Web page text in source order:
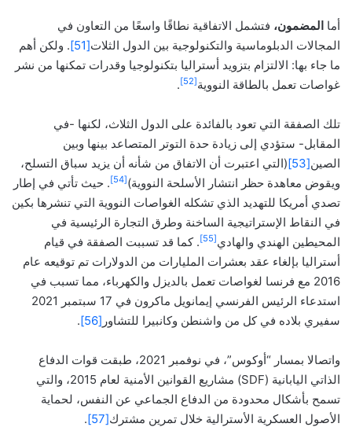
أما المضمون، فتشمل الاتفاقية نطاقًا واسعًا من التعاون في
المجالات الدبلوماسية والتكنولوجية بين الدول الثلات[51]
. ولكن أهم
ما جاء بها: الالتزام بتزويد أستراليا بتكنولوجيا وقدرات تمكنها من نشر
غواصات تعمل بالطاقة النووية[52]
.
تلك الصفقة التي تعود بالفائدة على الدول الثلاث، لكنها -في
المقابل- ستؤدي إلى زيادة حدة التوتر المتصاعد بينها وبين
الصين[53]
(التي اعتبرت أن الاتفاق من شأنه أن يزيد سباق التسلح،
ويقوض معاهدة حظر انتشار الأسلحة النووية)[54]
. حيث تأتي في إطار
تصدي أمريكا للتهديد الذي تشكله الغواصات النووية التي تنشرها بكين
في النقاط الإستراتيجية الساخنة وطرق التجارة الرئيسية في
المحيطين الهندي والهادي[55]
. كما قد تسببت الصفقة في قيام
أستراليا بإلغاء عقد بعشرات المليارات من الدولارات تم توقيعه عام
2016 مع فرنسا لغواصات تعمل بالديزل والكهرباء، مما تسبب في
استدعاء الرئيس الفرنسي إيمانويل ماكرون في 17 سبتمبر 2021
سفيري بلاده في كل من واشنطن وكانبيرا للتشاور [56]
.
واتصالا بمسار “أوكوس”، في نوفمبر 2021، طبقت قوات الدفاع
الذاتي اليابانية (SDF) مشاريع القوانين الأمنية لعام 2015، والتي
تسمح بأشكال محدودة من الدفاع الجماعي عن النفس، لحماية
الأصول العسكرية الأسترالية خلال تمرين مشترك[57]
.